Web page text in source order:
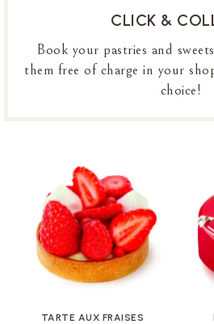
CLICK &
Book your pastries and
them free of charge in your
choice!
TARTE AUX FRAISES